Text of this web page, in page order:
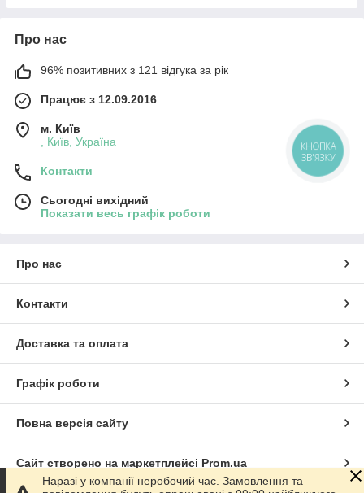
Про нас
96% позитивних з 121 відгука за рік
Працює з 12.09.2016
м. Київ
, Київ, Україна
Контакти
Сьогодні вихідний
Показати весь графік роботи
Про нас
Контакти
Доставка та оплата
Графік роботи
Повна версія сайту
Сайт створено на маркетплейсі Prom.ua
Наразі у компанії неробочий час. Замовлення та
КНОПКА
ЗВ'ЯЗКУ